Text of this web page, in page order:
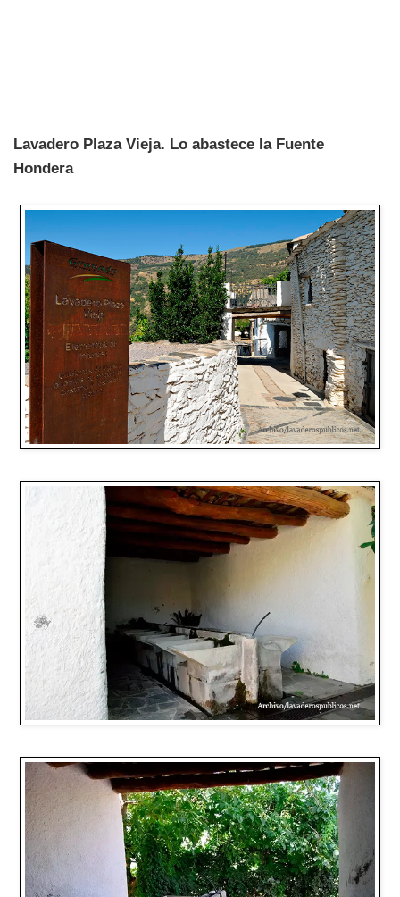
Lavadero Plaza Vieja. Lo abastece la Fuente
Hondera